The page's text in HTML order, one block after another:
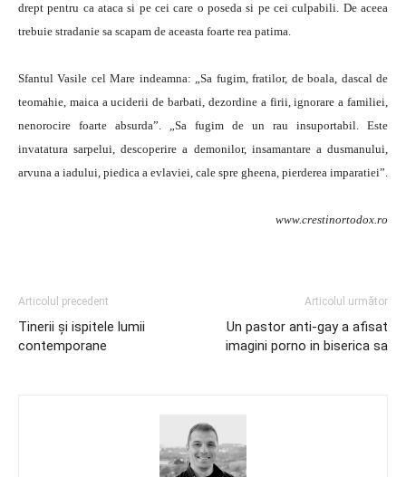
drept pentru ca ataca si pe cei care o poseda si pe cei culpabili. De aceea
trebuie stradanie sa scapam de aceasta foarte rea patima.
Sfantul Vasile cel Mare indeamna: „Sa fugim, fratilor, de boala, dascal de
teomahie, maica a uciderii de barbati, dezordine a firii, ignorare a familiei,
nenorocire foarte absurda”. „Sa fugim de un rau insuportabil. Este
invatatura sarpelui, descoperire a demonilor, insamantare a dusmanului,
arvuna a iadului, piedica a evlaviei, cale spre gheena, pierderea imparatiei”.
www.crestinortodox.ro
Articolul precedent
Tinerii şi ispitele lumii
contemporane
Articolul următor
Un pastor anti-gay a afisat
imagini porno in biserica sa